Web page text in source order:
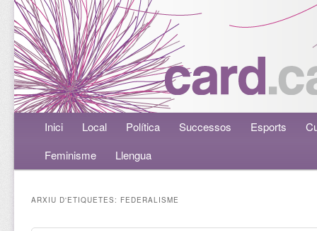
Menú principalAneu al contingut principal
Aneu al contingut secundari
Inici Local Política Successos Esports
Feminisme
Llengua
ARXIU D'ETIQUETES: FEDERALISME